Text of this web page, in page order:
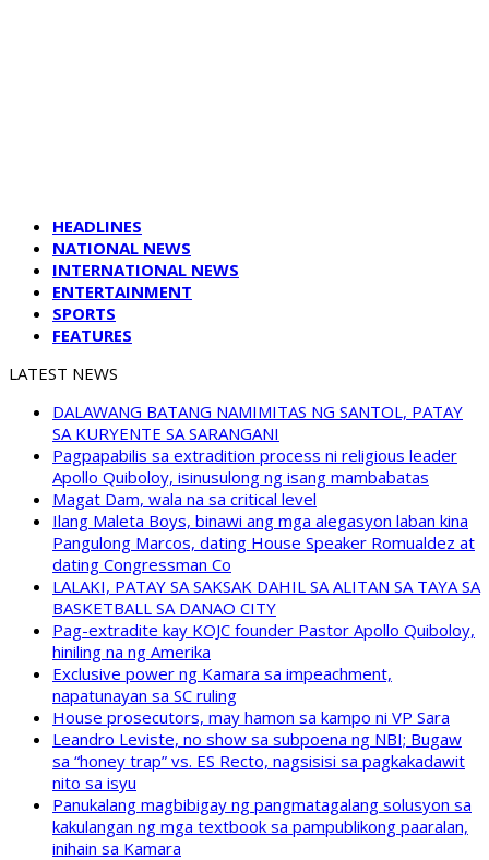
HEADLINES
NATIONAL NEWS
INTERNATIONAL NEWS
ENTERTAINMENT
SPORTS
FEATURES
LATEST NEWS
DALAWANG BATANG NAMIMITAS NG SANTOL, PATAY
SA KURYENTE SA SARANGANI
Pagpapabilis sa extradition process ni religious leader
Apollo Quiboloy, isinusulong ng isang mambabatas
Magat Dam, wala na sa critical level
Ilang Maleta Boys, binawi ang mga alegasyon laban kina
Pangulong Marcos, dating House Speaker Romualdez at
dating Congressman Co
LALAKI, PATAY SA SAKSAK DAHIL SA ALITAN SA TAYA SA
BASKETBALL SA DANAO CITY
Pag-extradite kay KOJC founder Pastor Apollo Quiboloy,
hiniling na ng Amerika
Exclusive power ng Kamara sa impeachment,
napatunayan sa SC ruling
House prosecutors, may hamon sa kampo ni VP Sara
Leandro Leviste, no show sa subpoena ng NBI; Bugaw
sa “honey trap” vs. ES Recto, nagsisisi sa pagkakadawit
nito sa isyu
Panukalang magbibigay ng pangmatagalang solusyon sa
kakulangan ng mga textbook sa pampublikong paaralan,
inihain sa Kamara